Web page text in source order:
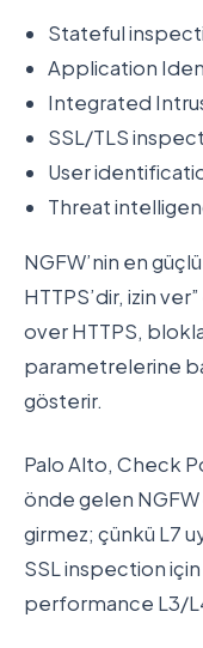
Stateful
Application
Integrated
SSL/TLS
User
Threat
NGFW’nin en
HTTPS’dir, izin
over HTTPS,
parametrelerine
gösterir.
Palo Alto, Check
önde gelen NGFW
girmez; çünkü L7
SSL inspection
performance L3/